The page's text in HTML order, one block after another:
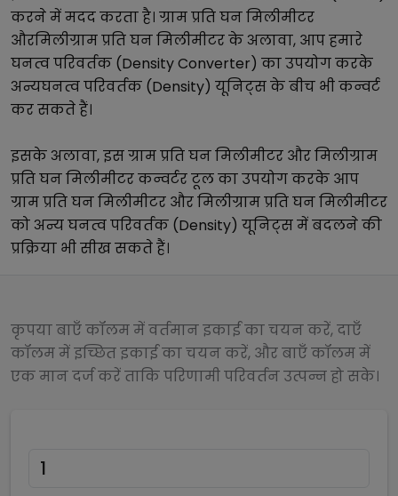
करने में मदद करता है। ग्राम प्रति घन मिलीमीटर
औरमिलीग्राम प्रति घन मिलीमीटरके अलावा, आप हमारे
घनत्व परिवर्तक (Density Converter) का उपयोग करके
अन्यघनत्व परिवर्तक (Density) यूनिट्स के बीच भी कन्वर्ट
कर सकते हैं।
इसके अलावा, इसग्राम प्रति घन मिलीमीटर औरमिलीग्राम
प्रति घन मिलीमीटरकन्वर्टर टूल का उपयोग करके आप
ग्राम प्रति घन मिलीमीटर औरमिलीग्राम प्रति घन मिलीमीटर
को अन्यघनत्व परिवर्तक (Density) यूनिट्स में बदलने की
प्रक्रिया भी सीख सकते हैं।
कृपया बाएँ कॉलम में वर्तमान इकाई का चयन करें, दाएँ
कॉलम में इच्छित इकाई का चयन करें, और बाएँ कॉलम में
एक मान दर्ज करें ताकि परिणामी परिवर्तन उत्पन्न हो सके।